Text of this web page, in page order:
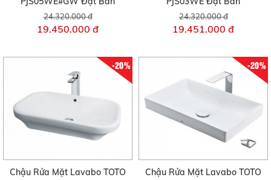
24.320.000 đ
19.450.000 đ
24.320.000 đ
19.451.000 đ
-20%
Chậu Rửa Mặt Lavabo TOTO
-20%
Chậu Rửa Mặt Lavabo TOTO